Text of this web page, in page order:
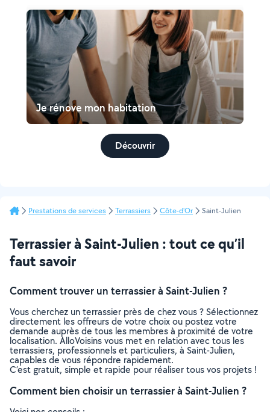
Je rénove mon habitation
Découvrir
Prestations de services Terrassiers Côte-d'Or Saint-Julien
Terrassier à Saint-Julien : tout ce qu’il
faut savoir
Comment trouver un terrassier à Saint-Julien ?
Vous cherchez un terrassier près de chez vous ? Sélectionnez
directement les offreurs de votre choix ou postez votre
demande auprès de tous les membres à proximité de votre
localisation. AlloVoisins vous met en relation avec tous les
terrassiers, professionnels et particuliers, à Saint-Julien,
capables de vous répondre rapidement.
C’est gratuit, simple et rapide pour réaliser tous vos projets !
Comment bien choisir un terrassier à Saint-Julien ?